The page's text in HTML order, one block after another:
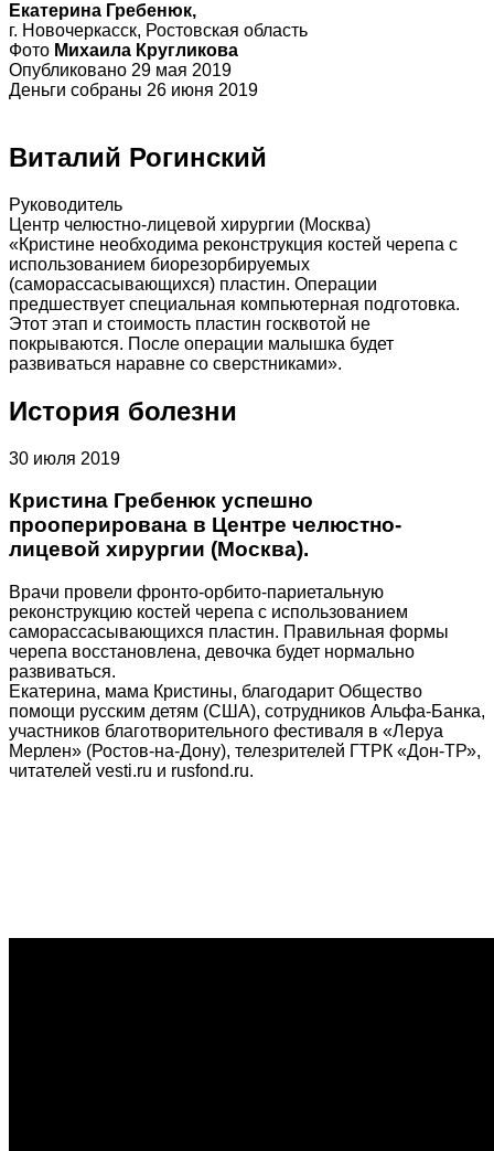
Екатерина Гребенюк,
г. Новочеркасск, Ростовская область
Фото Михаила Кругликова
Опубликовано 29 мая 2019
Деньги собраны 26 июня 2019
Виталий Рогинский
Руководитель
Центр челюстно-лицевой хирургии (Москва)
«Кристине необходима реконструкция костей черепа с
использованием биорезорбируемых
(саморассасывающихся) пластин. Операции
предшествует специальная компьютерная подготовка.
Этот этап и стоимость пластин госквотой не
покрываются. После операции малышка будет
развиваться наравне со сверстниками».
История болезни
30 июля 2019
Кристина Гребенюк успешно
прооперирована в Центре челюстно-
лицевой хирургии (Москва).
Врачи провели фронто-орбито-париетальную
реконструкцию костей черепа с использованием
саморассасывающихся пластин. Правильная формы
черепа восстановлена, девочка будет нормально
развиваться.
Екатерина, мама Кристины, благодарит Общество
помощи русским детям (США), сотрудников Альфа-Банка,
участников благотворительного фестиваля в «Леруа
Мерлен» (Ростов-на-Дону), телезрителей ГТРК «Дон-ТР»,
читателей vesti.ru и rusfond.ru.